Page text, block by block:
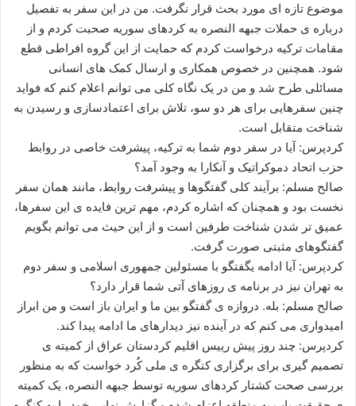
موضوع تازه ای مورد بحث قرار نگرفت. من در این سفر به تفصیل
درباره ی حملات جبهه النصره به کردهای سوریه صحبت کردم و از
مقامات ترکیه درخواست کردم که حمایت از این گروه افراطی قطع
شود. همچنین در خصوص همکاری و ارسال کمک های انسانی
مسائلی طرح شد و من در یک نگاه کلی می توانم اعلام کنم که فواید
چنین سفرهایی برای هر دو سو، تلاش برای اعتمادسازی و رسیدن به
شناخت متقابل است.
کردپرس: آیا در سفر دوم شما به ترکیه، پیشرفت خاصی در روابط
حزب اتحاد دموکراتیک و آنکارا به وجود آمد؟
صالح مسلم: برآیند کلی گفتگوها و پیشرفت روابط، مانند همان سفر
نخست بود و همچنان که اشاره کردم، مهم ترین فایده ی این سفرها،
عمیق تر شدن شناخت طرفین است و از این حیث می توانم بگویم
گفتگوهای مثبتی صورت گرفت.
کردپرس: آیا ادامه یگفتگو با مسئولین جمهوری اسلامی و سفر دوم
به تهران نیز در برنامه ی روزهای آتی شما قرار دارد؟
صالح مسلم: بله. دروازه ی گفتگو بین ما و ایران باز است و من ابراز
امیدواری می کنم که در آینده نیز دیدارهای ما ادامه پیدا کند.
کردپرس: چند روز پیش رییس اقلیم کردستان عراق از کمیته ی
تصمیم گیری برای برگزاری کنگره ی ملی کُرد خواست که به منظور
بررسی صحت کشتار کردهای سوریه توسط جبهه النصره، یک کمیته